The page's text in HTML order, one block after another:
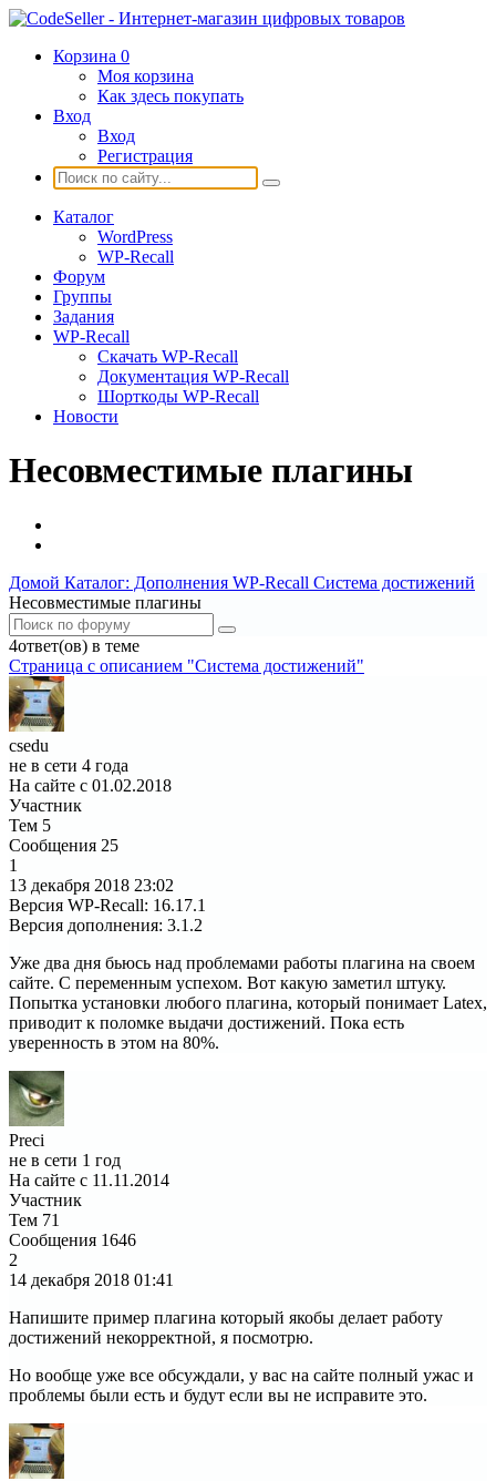
Корзина 0
Моя корзина
Как здесь покупать
Вход
Вход
Регистрация
Каталог
WordPress
WP-Recall
Форум
Группы
Задания
WP-Recall
Скачать WP-Recall
Документация WP-Recall
Шорткоды WP-Recall
Новости
Несовместимые плагины
Домой Каталог: Дополнения WP-Recall Система достижений
Несовместимые плагины
4ответ(ов) в теме
Страница c описанием "Система достижений"
csedu
не в сети 4 года
На сайте с 01.02.2018
Участник
Тем 5
Сообщения 25
1
13 декабря 2018 23:02
Версия WP-Recall: 16.17.1
Версия дополнения: 3.1.2
Уже два дня бьюсь над проблемами работы плагина на своем
сайте. С переменным успехом. Вот какую заметил штуку.
Попытка установки любого плагина, который понимает Latex,
приводит к поломке выдачи достижений. Пока есть
уверенность в этом на 80%.
Preci
не в сети 1 год
На сайте с 11.11.2014
Участник
Тем 71
Сообщения 1646
2
14 декабря 2018 01:41
Напишите пример плагина который якобы делает работу
достижений некорректной, я посмотрю.
Но вообще уже все обсуждали, у вас на сайте полный ужас и
проблемы были есть и будут если вы не исправите это.